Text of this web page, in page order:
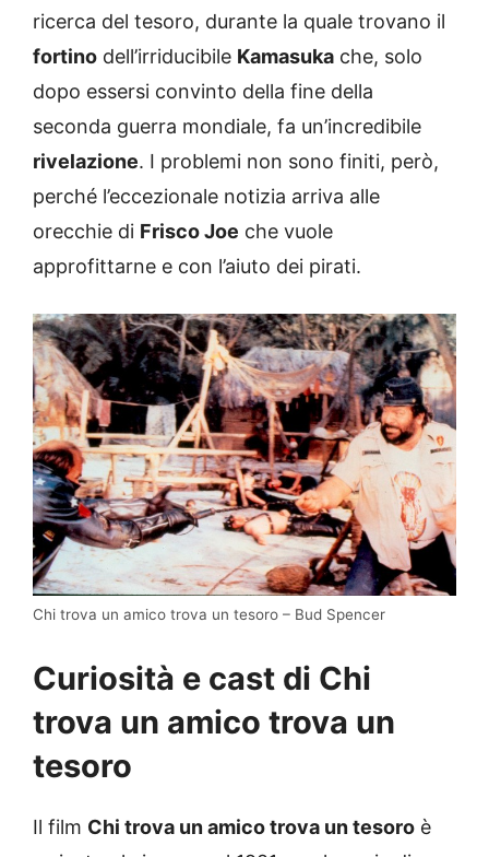
ricerca del tesoro, durante la quale trovano il
fortino dell’irriducibile Kamasuka che, solo
dopo essersi convinto della fine della
seconda guerra mondiale, fa un’incredibile
rivelazione. I problemi non sono finiti, però,
perché l’eccezionale notizia arriva alle
orecchie di Frisco Joe che vuole
approfittarne e con l’aiuto dei pirati.
Chi trova un amico trova un tesoro – Bud Spencer
Curiosità e cast di Chi
trova un amico trova un
tesoro
Il film Chi trova un amico trova un tesoro è